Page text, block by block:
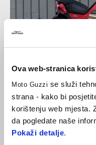
Ova web-stranica
Moto Guzzi se služi
strana - kako bi
korištenju web mjesta.
da pogledate naše
Pokaži detalje.